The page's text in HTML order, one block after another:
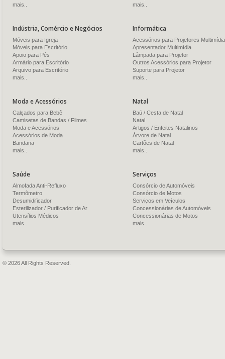
mais..
mais..
Indústria, Comércio e Negócios
Móveis para Igreja
Móveis para Escritório
Apoio para Pés
Armário para Escritório
Arquivo para Escritório
mais..
Informática
Acessórios para Projetores Multimídia
Apresentador Multimídia
Lâmpada para Projetor
Outros Acessórios para Projetor
Suporte para Projetor
mais..
Moda e Acessórios
Calçados para Bebê
Camisetas de Bandas / Filmes
Moda e Acessórios
Acessórios de Moda
Bandana
mais..
Natal
Baú / Cesta de Natal
Natal
Artigos / Enfeites Natalinos
Árvore de Natal
Cartões de Natal
mais..
Saúde
Almofada Anti-Refluxo
Termômetro
Desumidificador
Esterilizador / Purificador de Ar
Utensílios Médicos
mais..
Serviços
Consórcio de Automóveis
Consórcio de Motos
Serviços em Veículos
Concessionárias de Automóveis
Concessionárias de Motos
mais..
© 2026 All Rights Reserved.